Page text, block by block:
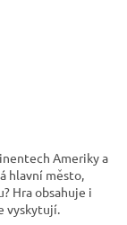
Ameriky a
hlavní město,
Hra obsahuje i
vyskytují.